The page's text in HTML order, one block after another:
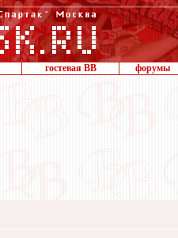
гостевая ВВ форумы